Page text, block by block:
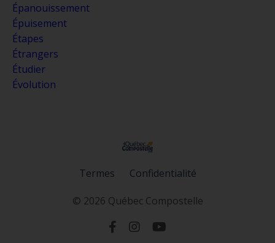
Épanouissement
Épuisement
Étapes
Étrangers
Étudier
Évolution
Termes Confidentialité
© 2026 Québec Compostelle